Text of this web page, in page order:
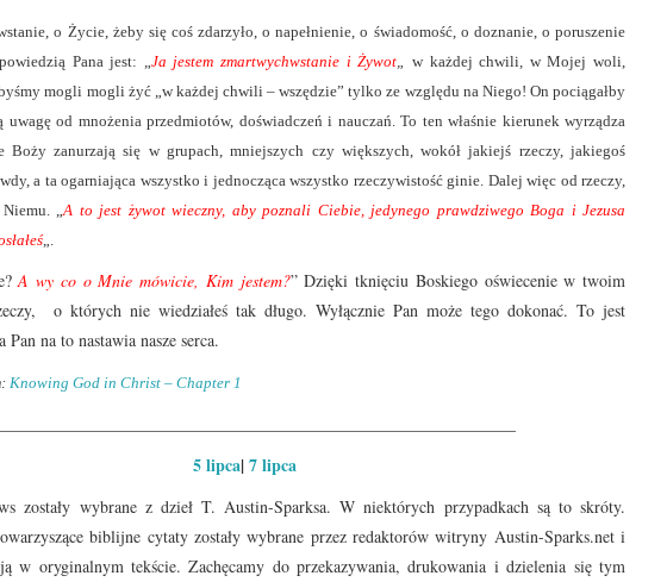
o Życie, żeby się coś zdarzyło, o napełnienie, o świadomość, o doznanie, o poruszenie
Pana jest: „ Ja jestem zmartwychwstanie i Żywot w każdej chwili
w Mojej woli,
mogli mogli żyć „w każdej chwili – wszędzie” tylko ze względu na Niego! On pociągałby
uwagę od mnożenia przedmiotów, doświadczeń i nauczań. To ten właśnie kierunek wyrządza
Boży zanurzają się w grupach, mniejszych czy większych, wokół jakiejś rzeczy, jakiegoś
a ta ogarniająca wszystko i jednocząca wszystko rzeczywistość ginie. Dalej więc od rzeczy,
„A to jest żywot wieczny, aby poznali Ciebie, jedynego prawdziwego Boga i Jezusa
„.
A wy co o Mnie mówicie, Kim jestem?” Dzięki tknięciu Boskiego oświecenie w twoim
o których nie wiedziałeś tak długo. Wyłącznie Pan może tego dokonać. To jest
na to nastawia nasze serca.
Knowing God in Christ – Chapter 1
5 lipca|7 lipca
zostały wybrane z dzieł T. Austin-Sparksa. W niektórych przypadkach są to skróty.
biblijne cytaty zostały wybrane przez redaktorów witryny Austin-Sparks.net i
w oryginalnym tekście. Zachęcamy do przekazywania, drukowania i dzielenia się tym